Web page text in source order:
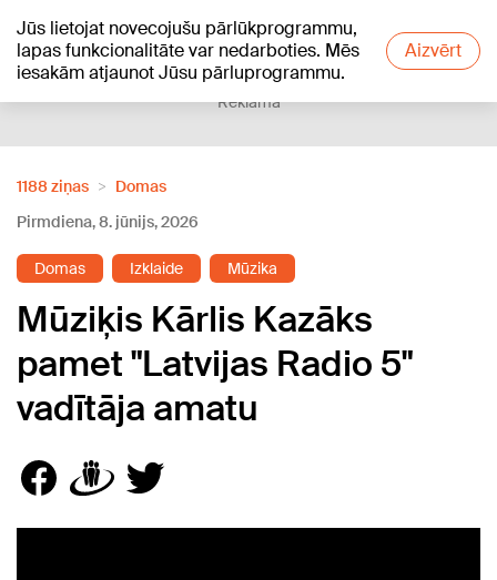
Jūs lietojat novecojušu pārlūkprogrammu,
lapas funkcionalitāte var nedarboties. Mēs
iesakām atjaunot Jūsu pārluprogrammu.
Aizvērt
+19°C
Reklāma
1188 ziņas
Domas
Pirmdiena, 8. jūnijs, 2026
Domas Izklaide Mūzika
Mūziķis Kārlis Kazāks
pamet "Latvijas Radio 5"
vadītāja amatu